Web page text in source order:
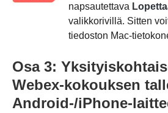
napsautettava
valikkorivillä. Sitten
tiedoston Mac-
Osa 3:
Webex-kokouksen
Android-/iPhone-